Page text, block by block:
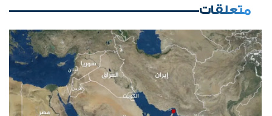
متعلقات